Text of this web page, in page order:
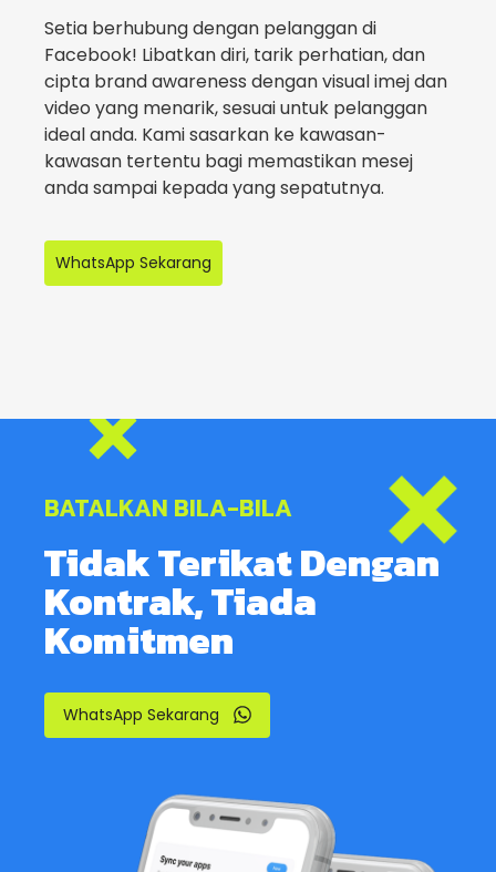
Setia berhubung dengan pelanggan di
Facebook! Libatkan diri, tarik perhatian, dan
cipta brand awareness dengan visual imej dan
video yang menarik, sesuai untuk pelanggan
ideal anda. Kami sasarkan ke kawasan-
kawasan tertentu bagi memastikan mesej
anda sampai kepada yang sepatutnya.
WhatsApp Sekarang
BATALKAN BILA-BILA
Tidak Terikat Dengan
Kontrak, Tiada
Komitmen
WhatsApp Sekarang